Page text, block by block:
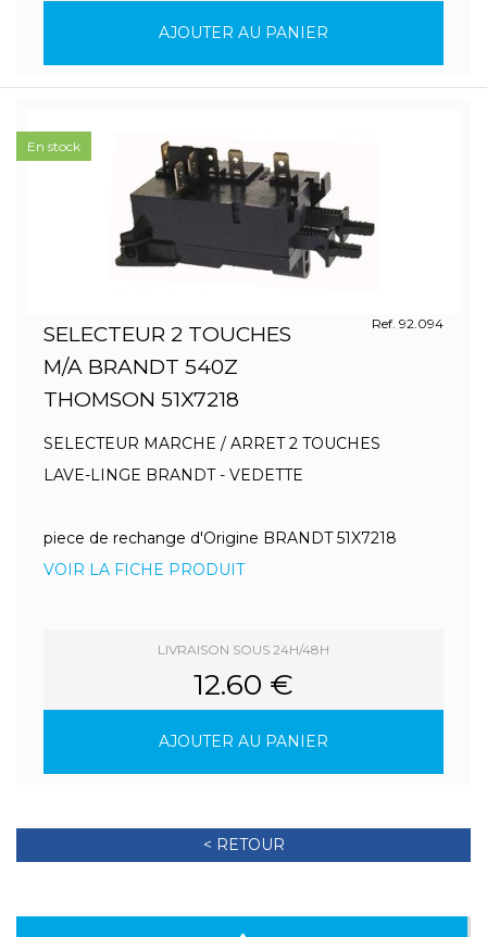
AJOUTER AU PANIER
SELECTEUR 2 TOUCHES
M/A BRANDT 540Z
THOMSON 51X7218
Ref. 92.094
SELECTEUR MARCHE / ARRET 2 TOUCHES
LAVE-LINGE BRANDT - VEDETTE
piece de rechange d'Origine BRANDT 51X7218
VOIR LA FICHE PRODUIT
LIVRAISON SOUS 24H/48H
12.60 €
AJOUTER AU PANIER
En stock
< RETOUR